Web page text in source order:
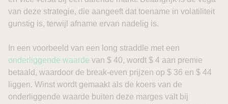
van deze strategie, die aangeeft dat toename in volatiliteit
gunstig is, terwijl afname ervan nadelig is.
In een voorbeeld van een long straddle met een
onderliggende waarde van $ 40, wordt $ 4 aan premie
betaald, waardoor de break-even prijzen op $ 36 en $ 44
liggen. Winst wordt gemaakt als de koers van de
onderliggende waarde buiten deze marges valt bij